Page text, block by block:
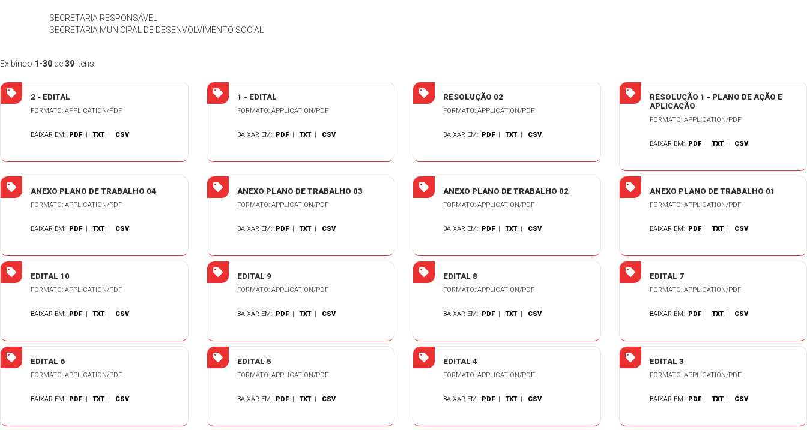
SECRETARIA RESPONSÁVEL
SECRETARIA MUNICIPAL DE DESENVOLVIMENTO SOCIAL
Exibindo 1-30 de39 itens.
2 - EDITAL
FORMATO: APPLICATION/PDF
BAIXAR EM: PDF |TXT | CSV
1 - EDITAL
FORMATO: APPLICATION/PDF
BAIXAR EM: PDF |TXT | CSV
RESOLUÇÃO 02
FORMATO: APPLICATION/PDF
BAIXAR EM: PDF |TXT | CSV
RESOLUÇÃO 1 - PLANO DE AÇÃO E
APLICAÇÃO
FORMATO: APPLICATION/PDF
BAIXAR EM: PDF |TXT | CSV
ANEXO PLANO DE TRABALHO 04
FORMATO: APPLICATION/PDF
BAIXAR EM: PDF |TXT | CSV
ANEXO PLANO DE TRABALHO 03
FORMATO: APPLICATION/PDF
BAIXAR EM: PDF |TXT | CSV
ANEXO PLANO DE TRABALHO 02
FORMATO: APPLICATION/PDF
BAIXAR EM: PDF |TXT | CSV
ANEXO PLANO DE TRABALHO 01
FORMATO: APPLICATION/PDF
BAIXAR EM: PDF |TXT | CSV
EDITAL 10
FORMATO: APPLICATION/PDF
BAIXAR EM: PDF |TXT | CSV
EDITAL 9
FORMATO: APPLICATION/PDF
BAIXAR EM: PDF |TXT | CSV
EDITAL 8
FORMATO: APPLICATION/PDF
BAIXAR EM: PDF |TXT | CSV
EDITAL 7
FORMATO: APPLICATION/PDF
BAIXAR EM: PDF |TXT | CSV
EDITAL 6
FORMATO: APPLICATION/PDF
BAIXAR EM: PDF |TXT | CSV
EDITAL 5
FORMATO: APPLICATION/PDF
BAIXAR EM: PDF |TXT | CSV
EDITAL 4
FORMATO: APPLICATION/PDF
BAIXAR EM: PDF |TXT | CSV
EDITAL 3
FORMATO: APPLICATION/PDF
BAIXAR EM: PDF |TXT | CSV